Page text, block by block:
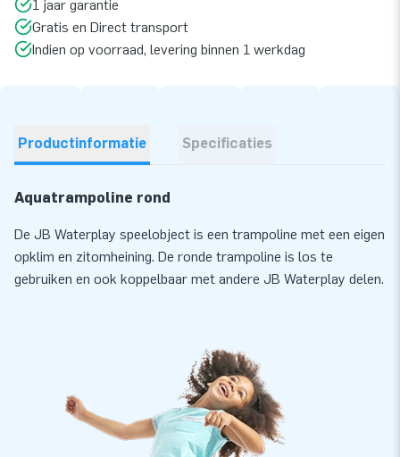
1 jaar garantie
Gratis en Direct transport
Indien op voorraad, levering binnen 1 werkdag
Productinformatie Specificaties
Aquatrampoline rond
De JB Waterplay speelobject is een trampoline met een eigen
opklim en zitomheining. De ronde trampoline is los te
gebruiken en ook koppelbaar met andere JB Waterplay delen.